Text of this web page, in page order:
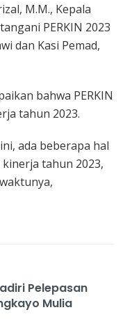
M.M., Kepala
PERKIN 2023
dan Kasi Pemad,
bahwa PERKIN
tahun 2023.
ada beberapa hal
tahun 2023,
Pelepasan
Mulia